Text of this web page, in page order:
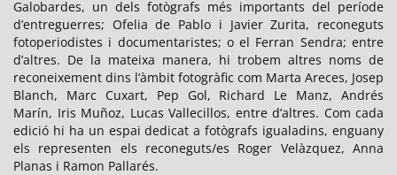
Galobardes, un dels fotògrafs més importants del període
d’entreguerres; Ofelia de Pablo i Javier Zurita, reconeguts
fotoperiodistes i documentaristes; o el Ferran Sendra; entre
d’altres. De la mateixa manera, hi trobem altres noms de
reconeixement dins l’àmbit fotogràfic com Marta Areces, Josep
Blanch, Marc Cuxart, Pep Gol, Richard Le Manz, Andrés
Marín, Iris Muñoz, Lucas Vallecillos, entre d’altres. Com cada
edició hi ha un espai dedicat a fotògrafs igualadins, enguany
els representen els reconeguts/es Roger Velàzquez, Anna
Planas i Ramon Pallarés.